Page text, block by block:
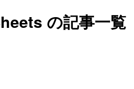
の記事一覧